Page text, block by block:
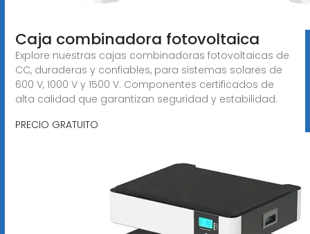
Caja combinadora fotovoltaica
Explore nuestras cajas combinadoras fotovoltaicas de
CC, duraderas y confiables, para sistemas solares de
600 V, 1000 V y 1500 V. Componentes certificados de
alta calidad que garantizan seguridad y estabilidad.
PRECIO GRATUITO